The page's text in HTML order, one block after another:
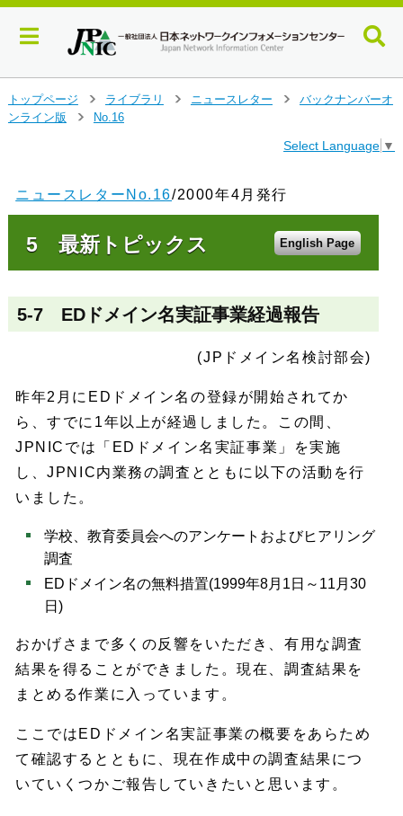
イ
ン
す
トップページ
>
ライブラリ
ニュースレター
バックナンバーオ
ンライン版
No.16
Select Language ▼
ニュースレターNo.16/2000年4月発行
5 最新トピックス English Page
5-7 EDドメイン名実証事業経過報告
(JPドメイン名検討部会)
昨年2月にEDドメイン名の登録が開始されてか
ら、すでに1年以上が経過しました。この間、
JPNICでは「EDドメイン名実証事業」を実施
し、JPNIC内業務の調査とともに以下の活動を行
いました。
学校、教育委員会へのアンケートおよびヒアリング
調査
EDドメイン名の無料措置(1999年8月1日～11月30
日)
おかげさまで多くの反響をいただき、有用な調査
結果を得ることができました。現在、調査結果を
まとめる作業に入っています。
ここではEDドメイン名実証事業の概要をあらため
て確認するとともに、現在作成中の調査結果につ
いていくつかご報告していきたいと思います。